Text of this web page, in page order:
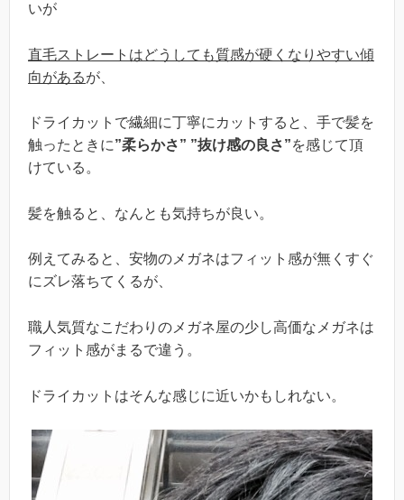
いが
直毛ストレートはどうしても質感が硬くなりやすい傾
向があるが、
ドライカットで繊細に丁寧にカットすると、手で髪を
触ったときに”柔らかさ” ”抜け感の良さ”を感じて頂
けている。
髪を触ると、なんとも気持ちが良い。
例えてみると、安物のメガネはフィット感が無くすぐ
にズレ落ちてくるが、
職人気質なこだわりのメガネ屋の少し高価なメガネは
フィット感がまるで違う。
ドライカットはそんな感じに近いかもしれない。